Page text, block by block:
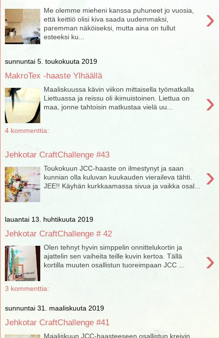
›
Me olemme mieheni kanssa puhuneet jo vuosia,
että keittiö olisi kiva saada uudemmaksi,
paremman näköiseksi, mutta aina on tullut
esteeksi ku...
sunnuntai 5. toukokuuta 2019
MakroTex -haaste Ylhäällä
›
Maaliskuussa kävin viikon mittaisella työmatkalla
Liettuassa ja reissu oli ikimuistoinen. Liettua on
maa, jonne tahtoisin matkustaa vielä uu...
4 kommenttia:
Jehkotar CraftChallenge #43
›
Toukokuun JCC-haaste on ilmestynyt ja saan
kunnian olla kuluvan kuukauden vieraileva tähti.
JEE!! Käyhän kurkkaamassa sivua ja vaikka osal...
lauantai 13. huhtikuuta 2019
Jehkotar CraftChallenge # 42
›
Olen tehnyt hyvin simppelin onnittelukortin ja
ajattelin sen vaiheita teille kuvin kertoa. Tällä
kortilla muuten osallistun tuoreimpaan JCC ...
3 kommenttia:
sunnuntai 31. maaliskuuta 2019
Jehkotar CraftChallenge #41
Maaliskuun JCC-haasteeseen osallistun kreivin